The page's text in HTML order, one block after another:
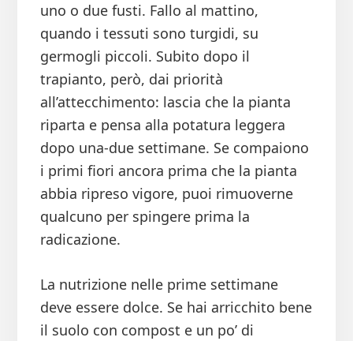
uno o due fusti. Fallo al mattino,
quando i tessuti sono turgidi, su
germogli piccoli. Subito dopo il
trapianto, però, dai priorità
all’attecchimento: lascia che la pianta
riparta e pensa alla potatura leggera
dopo una-due settimane. Se compaiono
i primi fiori ancora prima che la pianta
abbia ripreso vigore, puoi rimuoverne
qualcuno per spingere prima la
radicazione.
La nutrizione nelle prime settimane
deve essere dolce. Se hai arricchito bene
il suolo con compost e un po’ di